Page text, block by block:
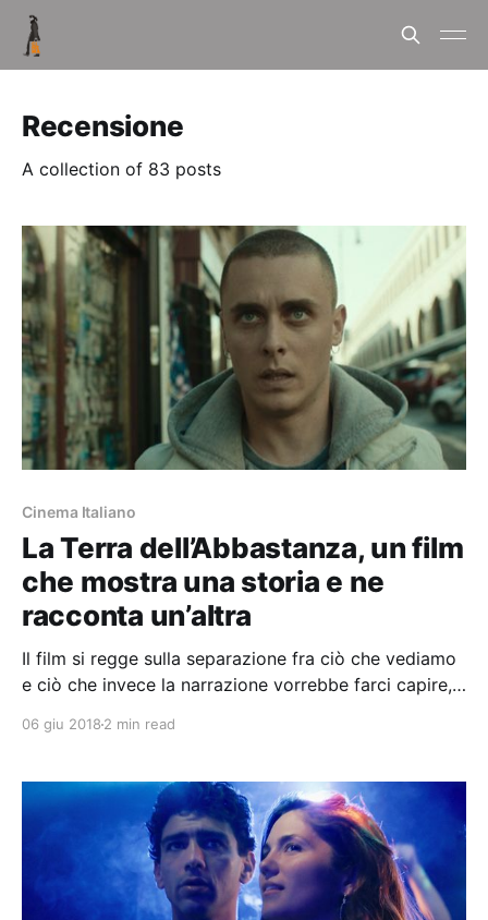
Recensione
A collection of 83 posts
Cinema Italiano
La Terra dell’Abbastanza, un film
che mostra una storia e ne
racconta un’altra
Il film si regge sulla separazione fra ciò che vediamo
e ciò che invece la narrazione vorrebbe farci capire,
alla violenza come invece le immagini
06 giu 2018 2 min read